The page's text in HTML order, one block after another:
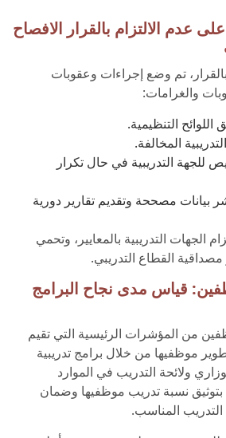
عدم الالتزام بالقرار الافصاح
تم وضع إجراءات وعقوبات
والغرامات:
التنظيمية.
المخالفة.
للجهة التدريبية في حال تكرار
بيانات مصححة وتقديم تقارير دورية
الجهات التدريبية بالمعايير، وتحمي
القطاع التدريبي.
قياس مدى نجاح البرامج
من المؤشرات الرئيسية التي تقيم
موظفيها من خلال برامج تدريبية
ولائحة التدريب في الموارد
بتوثيق نسبة تدريب موظفيها وضمان
المناسب.